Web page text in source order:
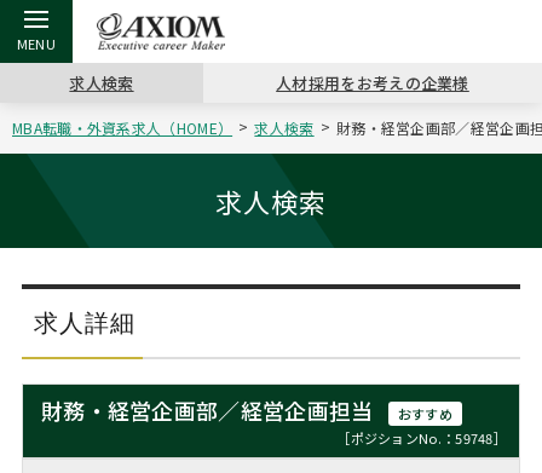
戻る
アクシアムの特長
戻る
コンサ
サービス案内
戻る
キャリ
コンサルタントの紹介
戻る
キャリア支援 TOP
キャリアデザイン講座
（最新求人市場動向）
戻る
MBAの
おわり
ステージ別アドバイス
MBAの転職事例
MBAからのFAQ
戻る
日本か
戻る
転職ツール TOP
英文レジュメの書き方
戻る
パワー
職務経歴書の書き方
戻る
転職コラム TOP
“展”職相談室
転職市場の明日をよめ
戻る
イベント・セミナー TOP
ジョブフェア
キャリアデザインセミナー
戻る
会社概要 TOP
沿革
主なクライアント
求人検索 人材採用をお考えの企業様
MBA転職・外資系求人（HOME） 求人検索 財務・経営企画部／経営企
求人検索
求人詳細
財務・経営企画部／経営企画担当
おすすめ
［ポジションNo.：59748］